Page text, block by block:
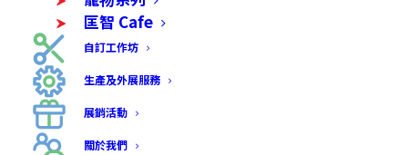
匡智 Cafe
自訂工作坊
生產及外展服務
展銷活動
關於我們